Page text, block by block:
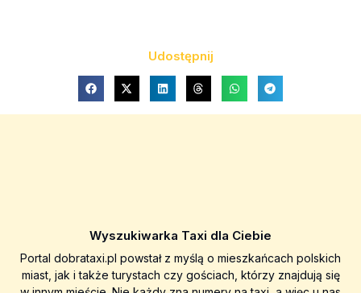
Udostępnij
Wyszukiwarka Taxi dla Ciebie
Portal dobrataxi.pl powstał z myślą o mieszkańcach polskich
miast, jak i także turystach czy gościach, którzy znajdują się